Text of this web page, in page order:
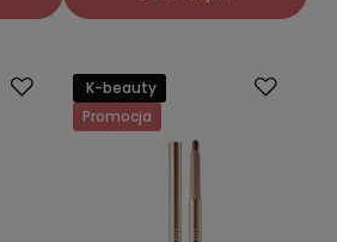
K-beauty
Promocja